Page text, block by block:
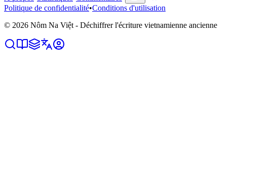
Politique de confidentialité•Conditions d'utilisation
© 2026 Nôm Na Việt - Déchiffrer l'écriture vietnamienne ancienne